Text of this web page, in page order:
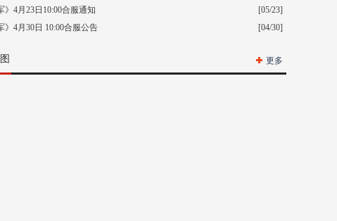
[05/23]
》4月23日10:00合服通知
[04/30]
》4月30日 10:00合服公告
更多